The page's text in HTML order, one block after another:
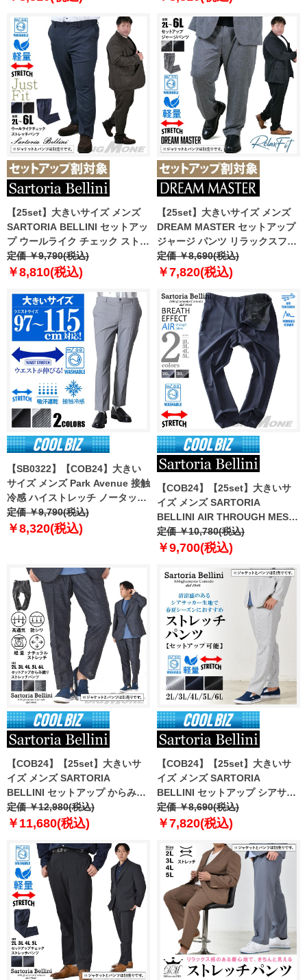
【25set】大きいサイズ メンズ
SARTORIA BELLINI セットアッ
プ ウールライク チェック ストレ
ッチ パンツ ジャストフィット 軽
量 ウォッシャブル イージーケア
定価 ￥9,790(税込)
￥8,810(税込)
【25set】大きいサイズ メンズ
DREAM MASTER セットアップ
ジャージ パンツ リラックスフィ
ット ストレッチ 軽量 ウォッシャ
ブル イージーケア ライフスーツ
定価 ￥8,690(税込)
￥7,820(税込)
【SB0322】【COB24】大きい
サイズ メンズ Park Avenue 接触
冷感 ハイストレッチ ノータック
パンツ スラックス 吸汗速乾 ウォ
ッシャブル 120-14603
定価 ￥9,790(税込)
￥8,320(税込)
【COB24】【25set】大きいサ
イズ メンズ SARTORIA
BELLINI AIR THROUGH MESH
セットアップ ストレッチ パンツ
軽量 防シワ 高通気 ty-bre-pt-l
定価 ￥10,780(税込)
￥9,700(税込)
【COB24】【25set】大きいサ
イズ メンズ SARTORIA
BELLINI セットアップ からみ織
り ストレッチ パンツ 軽量 防シ
ワ 高通気 tzpt-1b
定価 ￥12,980(税込)
￥11,680(税込)
【COB24】【25set】大きいサ
イズ メンズ SARTORIA
BELLINI セットアップ シアサッ
カー ストレッチ パンツ 軽量 ウ
ォッシャブル イージーケア
定価 ￥8,690(税込)
￥7,820(税込)